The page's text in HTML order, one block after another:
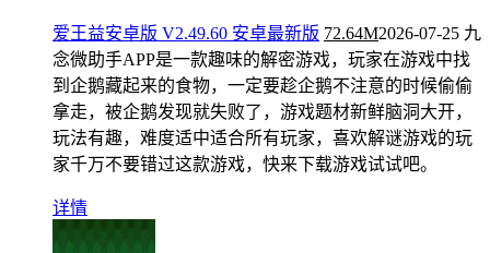
爱王益安卓版 V2.49.60 安卓最新版 72.64M2026-07-25 九
念微助手APP是一款趣味的解密游戏，玩家在游戏中找
到企鹅藏起来的食物，一定要趁企鹅不注意的时候偷偷
拿走，被企鹅发现就失败了，游戏题材新鲜脑洞大开，
玩法有趣，难度适中适合所有玩家，喜欢解谜游戏的玩
家千万不要错过这款游戏，快来下载游戏试试吧。
详情